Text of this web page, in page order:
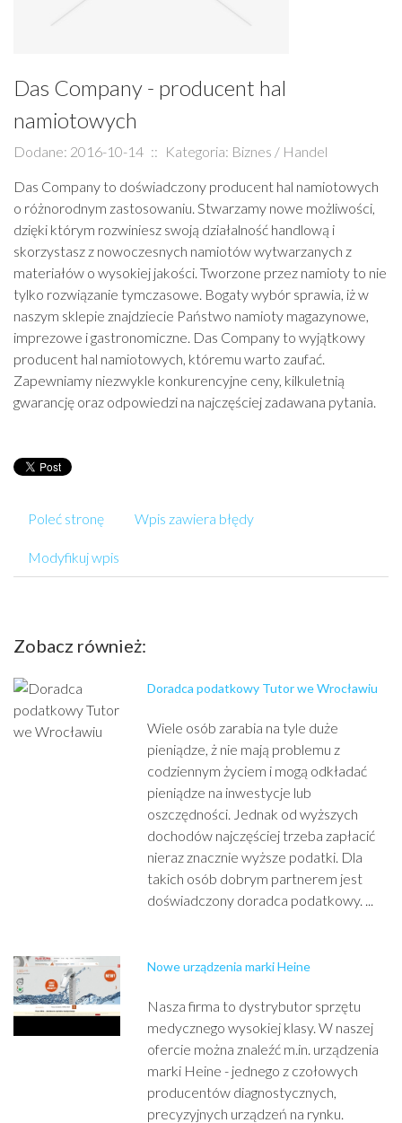
Das Company - producent hal
namiotowych
Dodane: 2016-10-14 :: Kategoria: Biznes / Handel
Das Company to doświadczony producent hal namiotowych
o różnorodnym zastosowaniu. Stwarzamy nowe możliwości,
dzięki którym rozwiniesz swoją działalność handlową i
skorzystasz z nowoczesnych namiotów wytwarzanych z
materiałów o wysokiej jakości. Tworzone przez namioty to nie
tylko rozwiązanie tymczasowe. Bogaty wybór sprawia, iż w
naszym sklepie znajdziecie Państwo namioty magazynowe,
imprezowe i gastronomiczne. Das Company to wyjątkowy
producent hal namiotowych, któremu warto zaufać.
Zapewniamy niezwykle konkurencyjne ceny, kilkuletnią
gwarancję oraz odpowiedzi na najczęściej zadawana pytania.
Poleć stronę Wpis zawiera błędy
Modyfikuj wpis
Zobacz również:
Doradca podatkowy Tutor we Wrocławiu
Wiele osób zarabia na tyle duże
pieniądze, ż nie mają problemu z
codziennym życiem i mogą odkładać
pieniądze na inwestycje lub
oszczędności. Jednak od wyższych
dochodów najczęściej trzeba zapłacić
nieraz znacznie wyższe podatki. Dla
takich osób dobrym partnerem jest
doświadczony doradca podatkowy. ...
Nowe urządzenia marki Heine
Nasza firma to dystrybutor sprzętu
medycznego wysokiej klasy. W naszej
ofercie można znaleźć m.in. urządzenia
marki Heine - jednego z czołowych
producentów diagnostycznych,
precyzyjnych urządzeń na rynku.